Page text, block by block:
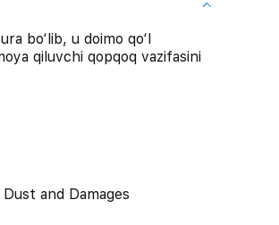
bo‘lib, u doimo qo‘l
qiluvchi qopqoq vazifasini
and Damages